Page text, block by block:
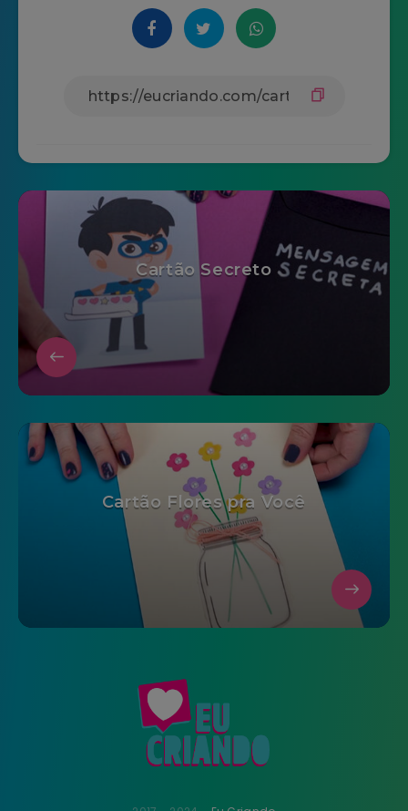
Cartão Secreto
Cartão Flores pra Você